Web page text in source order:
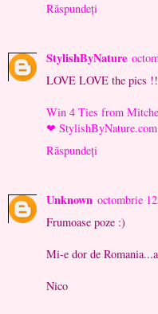
Răspundeți
StylishByNature
LOVE LOVE the pics
Win 4 Ties from
❤ StylishByNature.com
Răspundeți
Unknown octombrie
Frumoase poze :)
Mi-e dor de
Nico